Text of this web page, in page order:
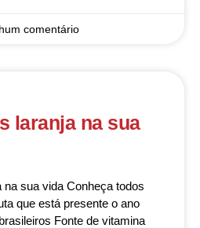
comentário
laranja na sua
na sua vida Conheça todos
que está presente o ano
Fonte de vitamina